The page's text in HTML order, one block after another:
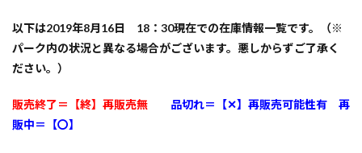
以下は2019年8月16日 18：30現在での在庫情報一覧です。
（※
パーク内の状況と異なる場合がございます。悪しからずご了承く
ださい。）
販売終了＝【終】再販売無
品切れ＝【✕】再販売可能性有 再
販中＝【〇】